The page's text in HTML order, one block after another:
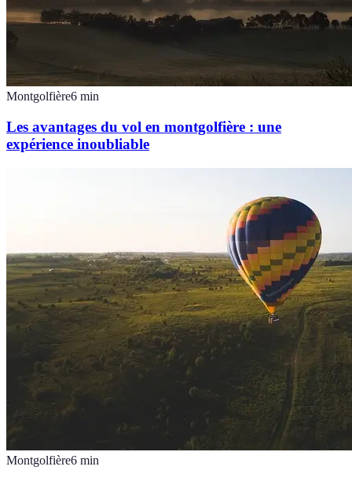
Montgolfière6 min
Les avantages du vol en montgolfière : une
expérience inoubliable
Montgolfière6 min